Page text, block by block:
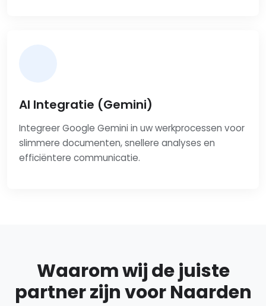
AI Integratie (Gemini)
Integreer Google Gemini in uw werkprocessen voor
slimmere documenten, snellere analyses en
efficiëntere communicatie.
Waarom wij de juiste
partner zijn voor Naarden